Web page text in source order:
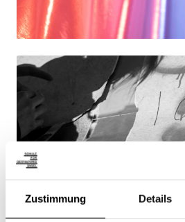
Zustimmung Details